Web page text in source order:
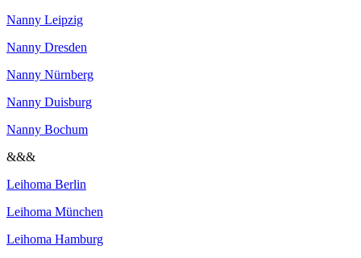
Nanny Leipzig
Nanny Dresden
Nanny Nürnberg
Nanny Duisburg
Nanny Bochum
&&&
Leihoma Berlin
Leihoma München
Leihoma Hamburg